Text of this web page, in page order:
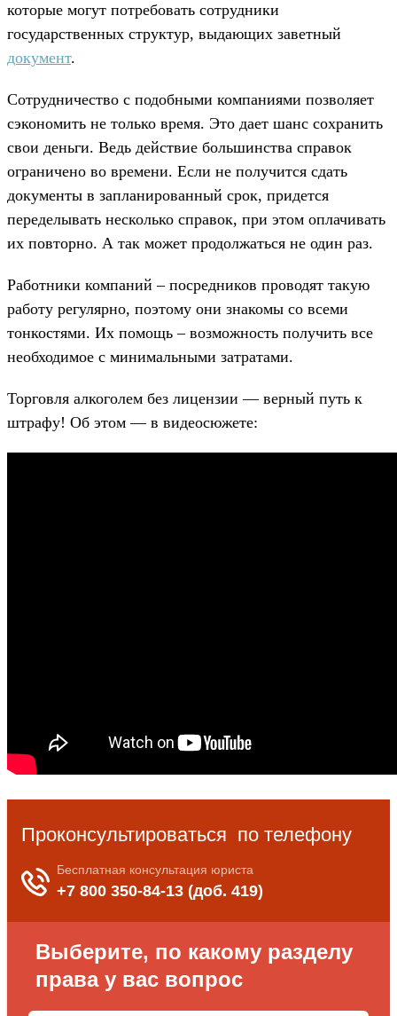
которые могут потребовать сотрудники
государственных структур, выдающих заветный
документ.
Сотрудничество с подобными компаниями позволяет
сэкономить не только время. Это дает шанс сохранить
свои деньги. Ведь действие большинства справок
ограничено во времени. Если не получится сдать
документы в запланированный срок, придется
переделывать несколько справок, при этом оплачивать
их повторно. А так может продолжаться не один раз.
Работники компаний – посредников проводят такую
работу регулярно, поэтому они знакомы со всеми
тонкостями. Их помощь – возможность получить все
необходимое с минимальными затратами.
Торговля алкоголем без лицензии — верный путь к
штрафу! Об этом — в видеосюжете: